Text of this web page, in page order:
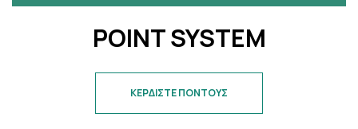
POINT SYSTEM
ΚΕΡΔΙΣΤΕ ΠΟΝΤΟΥΣ